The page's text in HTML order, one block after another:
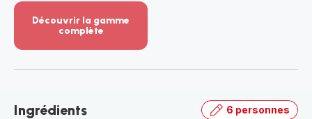
Découvrir la gamme
complète
-
gamme
Ingrédients 6 personnes